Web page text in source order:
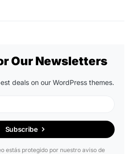
Our Newsletters
deals on our WordPress themes.
Subscribe
estás protegido por nuestro aviso de